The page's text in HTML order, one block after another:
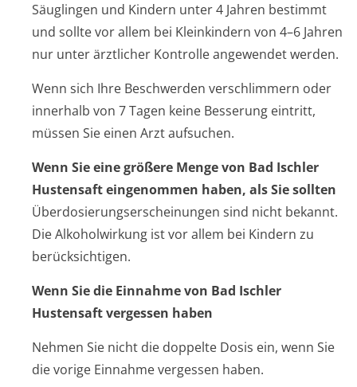
Säuglingen und Kindern unter 4 Jahren bestimmt
und sollte vor allem bei Kleinkindern von 4–6 Jahren
nur unter ärztlicher Kontrolle angewendet werden.
Wenn sich Ihre Beschwerden verschlimmern oder
innerhalb von 7 Tagen keine Besserung eintritt,
müssen Sie einen Arzt aufsuchen.
Wenn Sie eine größere Menge von Bad Ischler
Hustensafteingenommen haben, als Sie sollten
Überdosierungser­scheinungen sind nicht bekannt.
Die Alkoholwirkung ist vor allem bei Kindern zu
berücksichtigen.
Wenn Sie die Einnahme von Bad Ischler
Hustensaftvergessen haben
Nehmen Sie nicht die doppelte Dosis ein, wenn Sie
die vorige Einnahme vergessen haben.